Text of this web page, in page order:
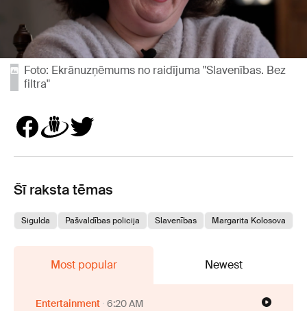
Foto: Ekrānuzņēmums no raidījuma "Slavenības. Bez
filtra"
Šī raksta tēmas
Sigulda Pašvaldības policija Slavenības Margarita Kolosova
Most popular Newest
Entertainment 6:20 AM